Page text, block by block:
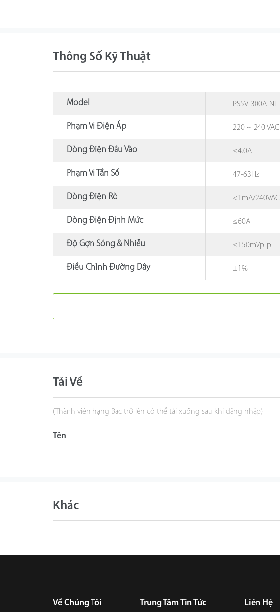
Thông Số Kỹ Thuật
Model PS5V-300A-NL
Phạm Vi Điện Áp 220 ~ 240 VAC
Dòng Điện Đầu Vào ≤4.0A
Phạm Vi Tần Số 47-63Hz
Dòng Điện Rò <1mA/240VAC
Dòng Điện Định Mức ≤60A
Độ Gợn Sóng & Nhiễu ≤150mVp-p
Điều Chỉnh Đường Dây ±1%
Tải Về
(Thành viên hạng Bạc trở lên có thể tải xuống sau khi đăng nhập)
Tên
Khác
Về Chúng Tôi Trung Tâm Tin Tức Liên Hệ